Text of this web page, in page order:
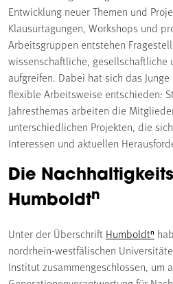
Entwicklung neuer Themen und
Klausurtagungen, Workshops und
Arbeitsgruppen entstehen
wissenschaftliche, gesellschaftliche
aufgreifen. Dabei hat sich das
flexible Arbeitsweise entschieden:
Jahresthemas arbeiten die
unterschiedlichen Projekten, die
Interessen und aktuellen
Die
Humboldtn
Unter der Überschrift Humboldtⁿ
nordrhein-westfälischen
Institut zusammengeschlossen, um